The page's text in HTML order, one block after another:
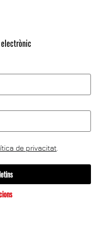
de privacitat